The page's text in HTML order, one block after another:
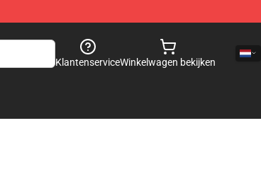
KlantenserviceWinkelwagen bekijken